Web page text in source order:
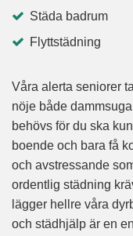
Städa badrum
Flyttstädning
Våra alerta seniorer
nöje både
behövs för du ska
boende och bara få
och avstressande
ordentlig städning
lägger hellre våra
och städhjälp är en